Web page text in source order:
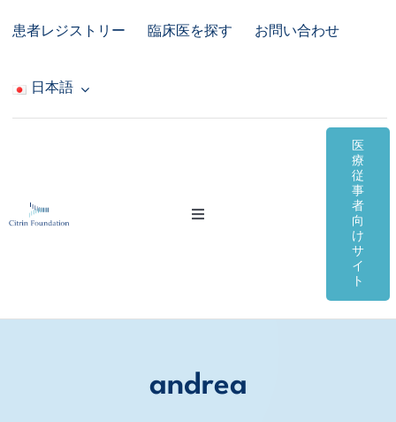
content
患者レジストリー 臨床医を探す お問い合わせ
日本語
Toggle
オンライン資料
コミュニティ＆サポート
医
療
従
事
者
向
け
サ
イ
ト
andrea